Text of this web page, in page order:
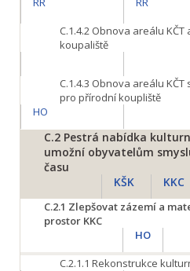
C.1.4.2 Obnova areálu
koupaliště
C.1.4.3 Obnova areálu
pro přírodní koupliště
HO
C.2 Pestrá nabídka
umožní obyvatelům
času
KŠK
KKC
C.2.1 Zlepšovat zázemí a
prostor KKC
HO
C.2.1.1 Rekonstrukce